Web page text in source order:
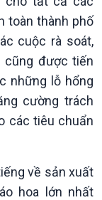
Công nghệ
& Công nghệ
nghệ
với biến đổi
toàn thành phố
cuộc rà soát,
cũng được tiến
những lỗ hổng
cường trách
các tiêu chuẩn
về sản xuất
hoa lớn nhất